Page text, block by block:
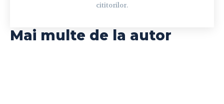
cititorilor.
Mai multe de la autor